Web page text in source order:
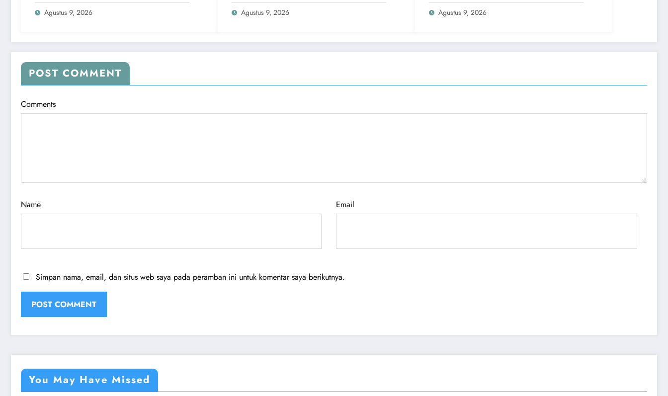
Agustus 9, 2026 Agustus 9, 2026 Agustus 9, 2026
POST COMMENT
Comments
Name Email
Simpan nama, email, dan situs web saya pada peramban ini untuk komentar saya berikutnya.
You May Have Missed